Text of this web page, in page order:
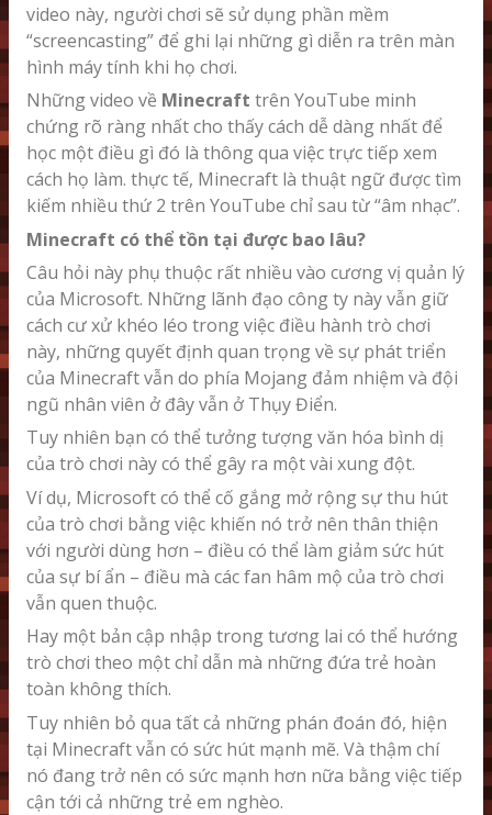
video này, người chơi sẽ sử dụng phần mềm
“screencasting” để ghi lại những gì diễn ra trên màn
hình máy tính khi họ chơi.
Những video về Minecraft trên YouTube minh
chứng rõ ràng nhất cho thấy cách dễ dàng nhất để
học một điều gì đó là thông qua việc trực tiếp xem
cách họ làm. thực tế, Minecraft là thuật ngữ được tìm
kiếm nhiều thứ 2 trên YouTube chỉ sau từ “âm nhạc”.
Minecraft có thể tồn tại được bao lâu?
Câu hỏi này phụ thuộc rất nhiều vào cương vị quản lý
của Microsoft. Những lãnh đạo công ty này vẫn giữ
cách cư xử khéo léo trong việc điều hành trò chơi
này, những quyết định quan trọng về sự phát triển
của Minecraft vẫn do phía Mojang đảm nhiệm và đội
ngũ nhân viên ở đây vẫn ở Thụy Điển.
Tuy nhiên bạn có thể tưởng tượng văn hóa bình dị
của trò chơi này có thể gây ra một vài xung đột.
Ví dụ, Microsoft có thể cố gắng mở rộng sự thu hút
của trò chơi bằng việc khiến nó trở nên thân thiện
với người dùng hơn – điều có thể làm giảm sức hút
của sự bí ẩn – điều mà các fan hâm mộ của trò chơi
vẫn quen thuộc.
Hay một bản cập nhập trong tương lai có thể hướng
trò chơi theo một chỉ dẫn mà những đứa trẻ hoàn
toàn không thích.
Tuy nhiên bỏ qua tất cả những phán đoán đó, hiện
tại Minecraft vẫn có sức hút mạnh mẽ. Và thậm chí
nó đang trở nên có sức mạnh hơn nữa bằng việc tiếp
cận tới cả những trẻ em nghèo.